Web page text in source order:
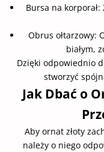
Bursa na
Obrus ołtarzowy:
białym,
Dzięki odpowiednio
stworzyć
Jak Dbać o
Aby ornat złoty
należy o niego